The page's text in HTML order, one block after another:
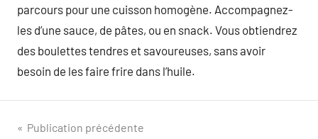
parcours pour une cuisson homogène. Accompagnez-
les d’une sauce, de pâtes, ou en snack. Vous obtiendrez
des boulettes tendres et savoureuses, sans avoir
besoin de les faire frire dans l’huile.
Navigation
Publication précédente